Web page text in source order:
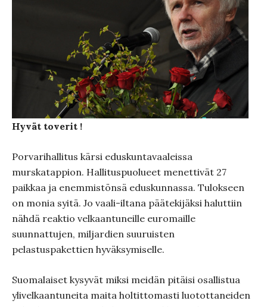
Hyvät toverit !
Porvarihallitus kärsi eduskuntavaaleissa
murskatappion. Hallituspuolueet menettivät 27
paikkaa ja enemmistönsä eduskunnassa. Tulokseen
on monia syitä. Jo vaali-iltana päätekijäksi haluttiin
nähdä reaktio velkaantuneille euromaille
suunnattujen, miljardien suuruisten
pelastuspakettien hyväksymiselle.
Suomalaiset kysyvät miksi meidän pitäisi osallistua
ylivelkaantuneita maita holtittomasti luotottaneiden